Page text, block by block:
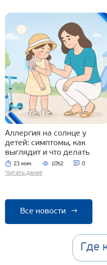
Аллергия на солнце у
детей: симптомы, как
выглядит и что делать
23 мин. 1052 0
Читать далее
Все новости →
Где